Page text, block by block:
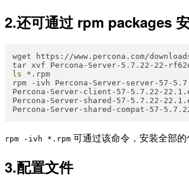
2.还可通过 rpm packages
wget https://www.percona.com/
ls *.rpm
rpm -ivh Percona-Server-server-57-
Percona-Server-client-57-5.7.22-
Percona-Server-shared-57-5.7.22-
rpm -ivh *.rpm 可通过该命令，安装全部
3.配置文件